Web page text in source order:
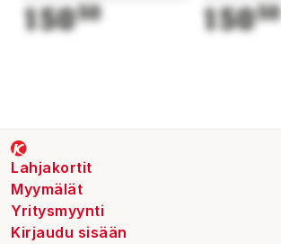
15050 15050
Lahjakortit
Myymälät
Yritysmyynti
Kirjaudu sisään